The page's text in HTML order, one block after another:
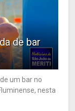
de bar
um bar no
nesta